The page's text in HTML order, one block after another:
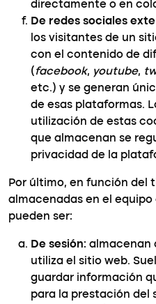
directamente o en
De redes sociales
los visitantes de un
con el contenido de
( facebook, youtube,
etc.) y se generan
de esas plataformas.
utilización de estas
que almacenan se
privacidad de la
Por último, en función del
almacenadas en el
pueden ser:
De sesión: almacenan
utiliza el sitio web.
guardar información
para la prestación del